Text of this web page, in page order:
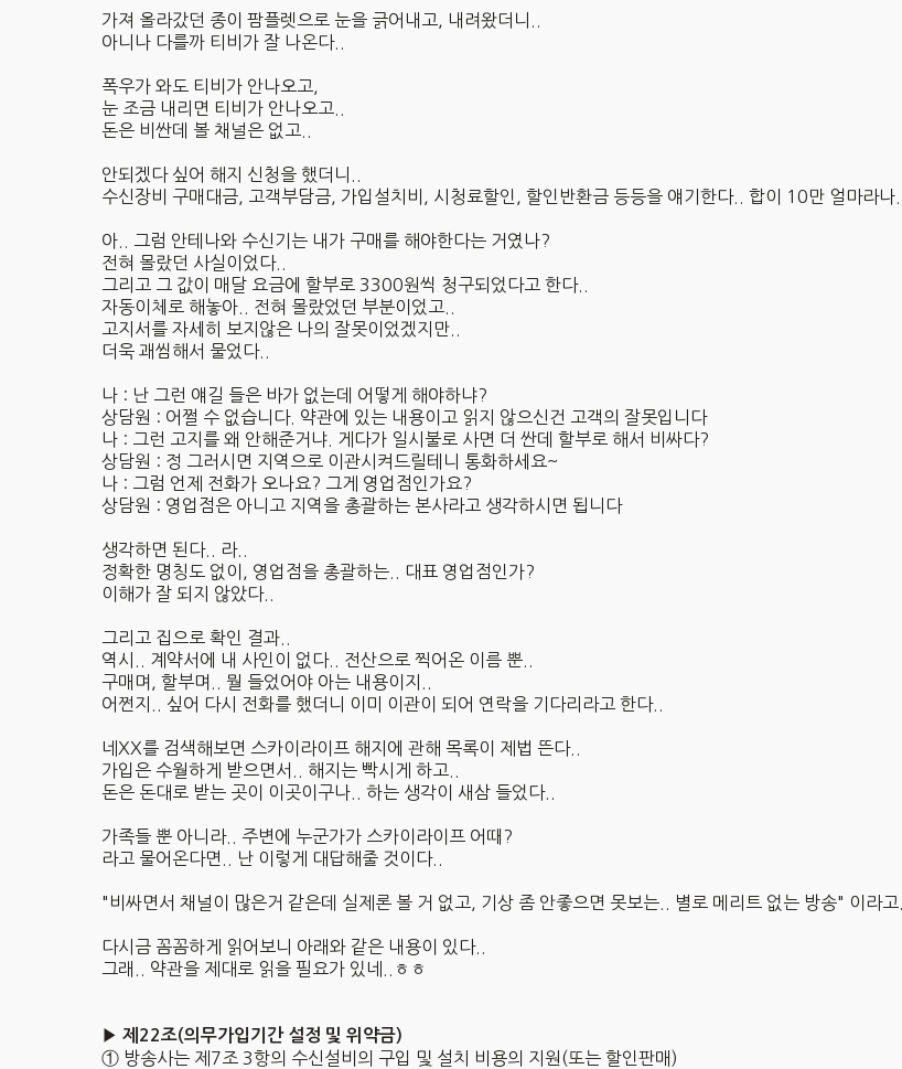
가져 올라갔던 종이 팜플렛으로 눈을 긁어내고, 내려왔더니..
아니나 다를까 티비가 잘 나온다..
폭우가 와도 티비가 안나오고,
눈 조금 내리면 티비가 안나오고..
돈은 비싼데 볼 채널은 없고..
안되겠다 싶어 해지 신청을 했더니..
수신장비 구매대금, 고객부담금, 가입설치비, 시청료할인, 할인반환금 등등을 얘기한다.. 합이 10만 얼마라나..
아.. 그럼 안테나와 수신기는 내가 구매를 해야한다는 거였나?
전혀 몰랐던 사실이었다..
그리고 그 값이 매달 요금에 할부로 3300원씩 청구되었다고 한다..
자동이체로 해놓아.. 전혀 몰랐었던 부분이었고..
고지서를 자세히 보지않은 나의 잘못이었겠지만..
더욱 괘씸해서 물었다..
나 : 난 그런 얘길 들은 바가 없는데 어떻게 해야하냐?
상담원 : 어쩔 수 없습니다. 약관에 있는 내용이고 읽지 않으신건 고객의 잘못입니다
나 : 그런 고지를 왜 안해준거냐. 게다가 일시불로 사면 더 싼데 할부로 해서 비싸다?
상담원 : 정 그러시면 지역으로 이관시켜드릴테니 통화하세요~
나 : 그럼 언제 전화가 오나요? 그게 영업점인가요?
상담원 : 영업점은 아니고 지역을 총괄하는 본사라고 생각하시면 됩니다
생각하면 된다.. 라..
정확한 명칭도 없이, 영업점을 총괄하는.. 대표 영업점인가?
이해가 잘 되지 않았다..
그리고 집으로 확인 결과..
역시.. 계약서에 내 사인이 없다.. 전산으로 찍어온 이름 뿐..
구매며, 할부며.. 뭘 들었어야 아는 내용이지..
어쩐지.. 싶어 다시 전화를 했더니 이미 이관이 되어 연락을 기다리라고 한다..
네XX를 검색해보면 스카이라이프 해지에 관해 목록이 제법 뜬다..
가입은 수월하게 받으면서.. 해지는 빡시게 하고..
돈은 돈대로 받는 곳이 이곳이구나.. 하는 생각이 새삼 들었다..
가족들 뿐 아니라.. 주변에 누군가가 스카이라이프 어때?
라고 물어온다면.. 난 이렇게 대답해줄 것이다..
"비싸면서 채널이 많은거 같은데 실제론 볼 거 없고, 기상 좀 안좋으면 못보는.. 별로 메리트 없는 방송" 이라고..
다시금 꼼꼼하게 읽어보니 아래와 같은 내용이 있다..
그래.. 약관을 제대로 읽을 필요가 있네..ㅎㅎ
▶ 제22조(의무가입기간 설정 및 위약금)
① 방송사는 제7조 3항의 수신설비의 구입 및 설치 비용의 지원(또는 할인판매)